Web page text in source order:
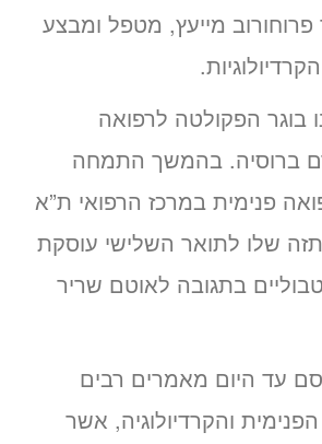
פרוחורוב מייעץ, מטפל ומבצע
בוגר הפקולטה לרפואה
ברוסיה. בהמשך התמחה
פנימית במרכז הרפואי ת”א
שלו לתואר השלישי עוסקת
בתגובה לאוטם שריר
עד היום מאמרים רבים
והקרדיולוגיה, אשר